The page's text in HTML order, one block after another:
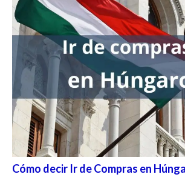
Cómo decir Ir de Compras en